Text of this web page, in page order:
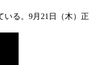
いる。9月21日（木）正